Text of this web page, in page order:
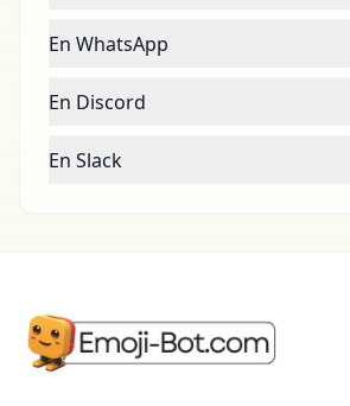
En WhatsApp
En Discord
En Slack